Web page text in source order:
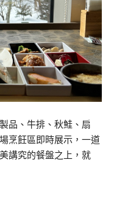
品、牛排、秋鮭、扇
烹飪區即時展示，一道
講究的餐盤之上，就